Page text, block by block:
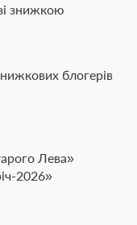
знижкою
блогерів
Лева»
2026»